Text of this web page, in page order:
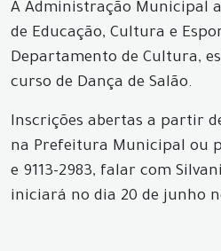
A Administração Municipal
de Educação, Cultura e
Departamento de Cultura,
curso de Dança de Salão.
Inscrições abertas a partir
na Prefeitura Municipal ou
e 9113-2983, falar com
iniciará no dia 20 de junho